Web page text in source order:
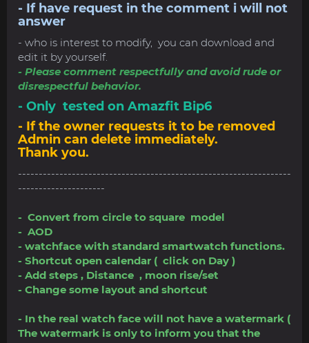
- If have request in the comment i will not
answer
- who is interest to modify, you can download and
edit it by yourself.
- Please comment respectfully and avoid rude or
disrespectful behavior.
- Only tested on Amazfit Bip6
- If the owner requests it to be removed
Admin can delete immediately.
Thank you.
------------------------------------------------------------------
---------------------
- Convert from circle to square model
- AOD
- watchface with standard smartwatch functions.
- Shortcut open calendar ( click on Day )
- Add steps , Distance , moon rise/set
- Change some layout and shortcut
- In the real watch face will not have a watermark (
The watermark is only to inform you that the